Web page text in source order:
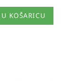
KOŠARICU